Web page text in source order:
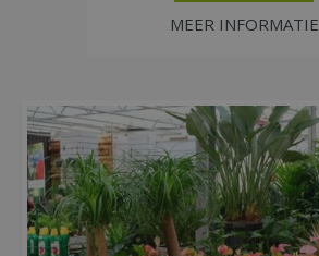
MEER INFORMATIE